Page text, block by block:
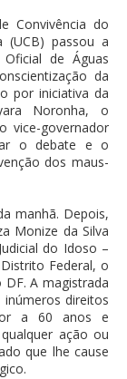
Convivência do
(UCB) passou a
de Águas
da
por iniciativa da
Noronha, o
vice-governador
o debate e o
dos maus-
manhã. Depois,
Monize da Silva
do Idoso –
Federal, o
A magistrada
direitos
a 60 anos e
ação ou
que lhe cause